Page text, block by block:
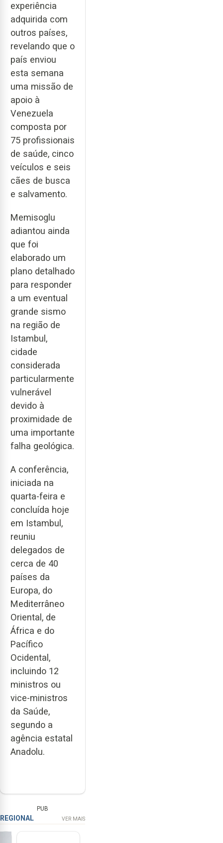
experiência
adquirida com
outros países,
revelando que o
país enviou
esta semana
uma missão de
apoio à
Venezuela
composta por
75 profissionais
de saúde, cinco
veículos e seis
cães de busca
e salvamento.
Memisoglu
adiantou ainda
que foi
elaborado um
plano detalhado
para responder
a um eventual
grande sismo
na região de
Istambul,
cidade
considerada
particularmente
vulnerável
devido à
proximidade de
uma importante
falha geológica.
A conferência,
iniciada na
quarta-feira e
concluída hoje
em Istambul,
reuniu
delegados de
cerca de 40
países da
Europa, do
Mediterrâneo
Oriental, de
África e do
Pacífico
Ocidental,
incluindo 12
ministros ou
vice-ministros
da Saúde,
segundo a
agência estatal
Anadolu.
PUB
REGIONAL VER MAIS